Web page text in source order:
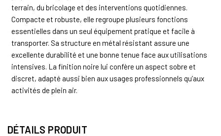
terrain, du bricolage et des interventions quotidiennes.
Compacte et robuste, elle regroupe plusieurs fonctions
essentielles dans un seul équipement pratique et facile à
transporter. Sa structure en métal résistant assure une
excellente durabilité et une bonne tenue face aux utilisations
intensives. La finition noire lui confère un aspect sobre et
discret, adapté aussi bien aux usages professionnels qu’aux
activités de plein air.
DÉTAILS PRODUIT